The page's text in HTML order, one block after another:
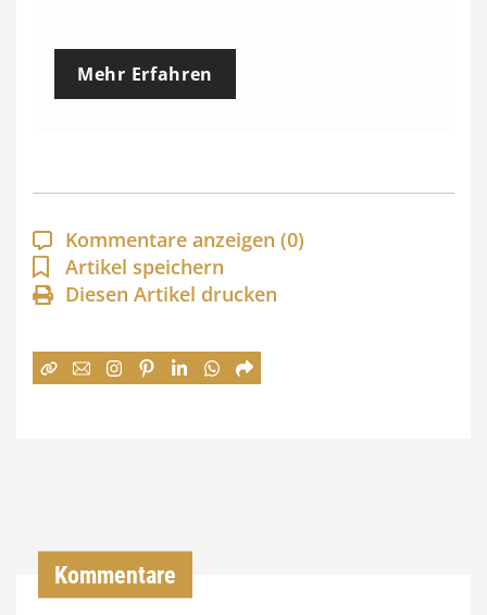
e
p
a
n
n
:
Mehr Erfahren
Kommentare anzeigen (0)
Artikel speichern
Diesen Artikel drucken
Kommentare